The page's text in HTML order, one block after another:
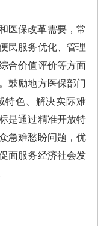
医保改革需要，常
民服务优化、管理
合价值评价等方面
鼓励地方医保部门
特色、解决实际难
是通过精准开放特
急难愁盼问题，优
面服务经济社会发